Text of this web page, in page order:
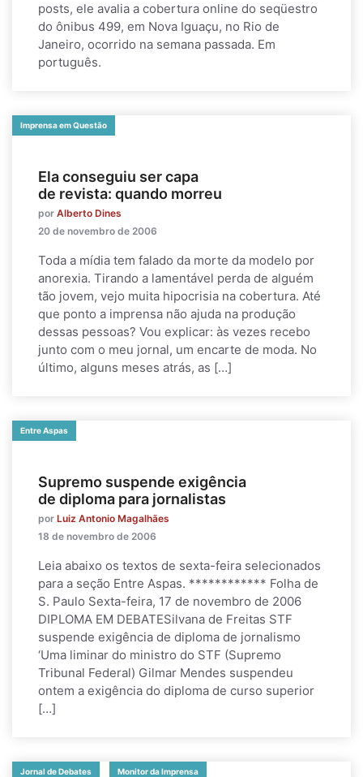
posts, ele avalia a cobertura online do seqüestro
do ônibus 499, em Nova Iguaçu, no Rio de
Janeiro, ocorrido na semana passada. Em
português.
Imprensa em Questão
Ela conseguiu ser capa
de revista: quando morreu
por Alberto Dines
20 de novembro de 2006
Toda a mídia tem falado da morte da modelo por
anorexia. Tirando a lamentável perda de alguém
tão jovem, vejo muita hipocrisia na cobertura. Até
que ponto a imprensa não ajuda na produção
dessas pessoas? Vou explicar: às vezes recebo
junto com o meu jornal, um encarte de moda. No
último, alguns meses atrás, as […]
Entre Aspas
Supremo suspende exigência
de diploma para jornalistas
por Luiz Antonio Magalhães
18 de novembro de 2006
Leia abaixo os textos de sexta-feira selecionados
para a seção Entre Aspas. ************ Folha de
S. Paulo Sexta-feira, 17 de novembro de 2006
DIPLOMA EM DEBATESilvana de Freitas STF
suspende exigência de diploma de jornalismo
‘Uma liminar do ministro do STF (Supremo
Tribunal Federal) Gilmar Mendes suspendeu
ontem a exigência do diploma de curso superior
[…]
Jornal de Debates Monitor da Imprensa